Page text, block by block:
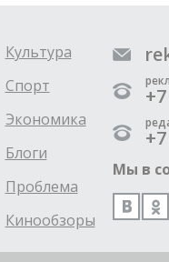
Культура
Спорт
Экономика
Блоги
Проблема
Кинообзоры
Мы в